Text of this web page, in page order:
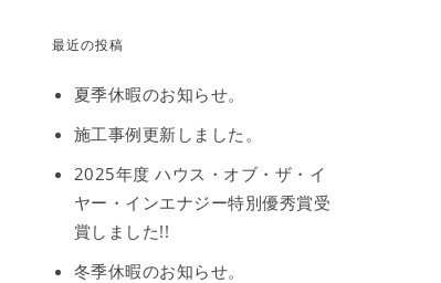
最近の投稿
夏季休暇のお知らせ。
施工事例更新しました。
2025年度 ハウス・オブ・ザ・イ
ヤー・インエナジー特別優秀賞受
賞しました!!
冬季休暇のお知らせ。